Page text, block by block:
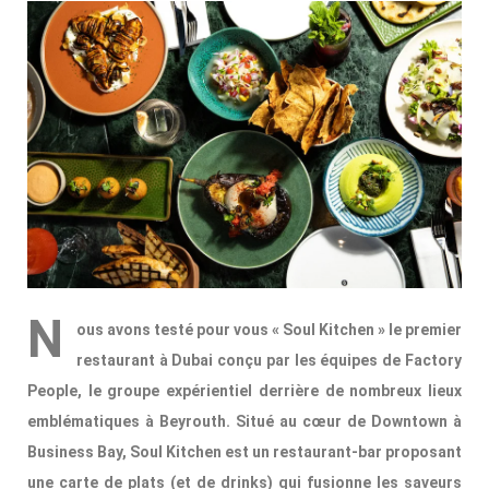
N
ous avons testé pour vous « Soul Kitchen » le premier
restaurant à Dubai conçu par les équipes de Factory
People, le groupe expérientiel derrière de nombreux lieux
emblématiques à Beyrouth. Situé au cœur de Downtown à
Business Bay, Soul Kitchen est un restaurant-bar proposant
une carte de plats (et de drinks) qui fusionne les saveurs